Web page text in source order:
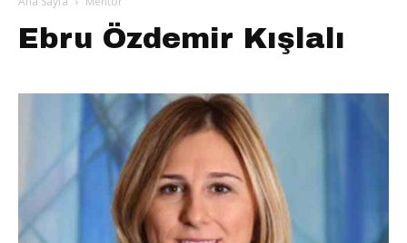
Ebru Özdemir Kışlalı